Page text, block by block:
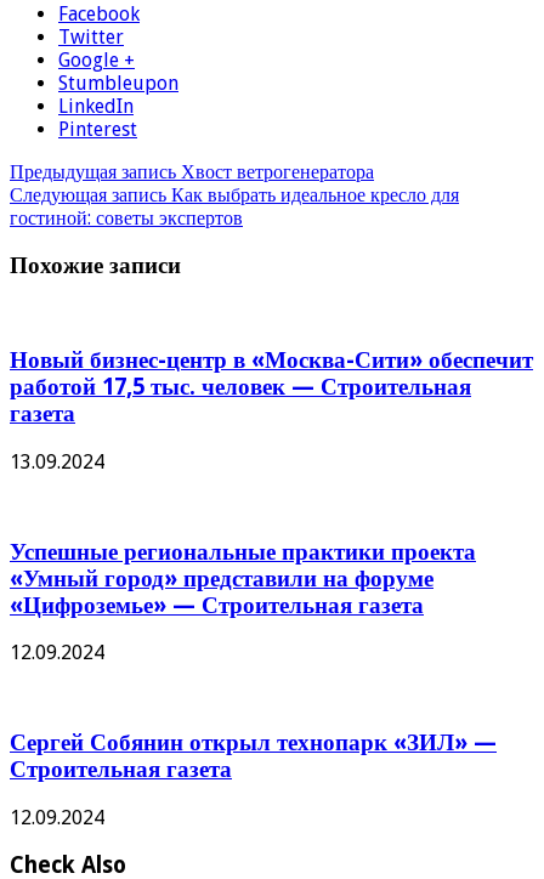
Facebook
Twitter
Google +
Stumbleupon
LinkedIn
Pinterest
Предыдущая запись Хвост ветрогенератора
Следующая запись Как выбрать идеальное кресло для
гостиной: советы экспертов
Похожие записи
Новый бизнес-центр в «Москва-Сити» обеспечит
работой 17,5 тыс. человек — Строительная
газета
13.09.2024
Успешные региональные практики проекта
«Умный город» представили на форуме
«Цифроземье» — Строительная газета
12.09.2024
Сергей Собянин открыл технопарк «ЗИЛ» —
Строительная газета
12.09.2024
Check Also